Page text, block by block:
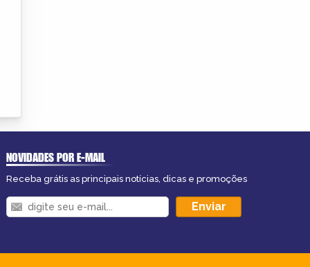
NOVIDADES POR E-MAIL
Receba grátis as principais notícias, dicas e promoções